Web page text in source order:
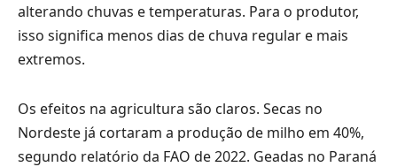
alterando chuvas e temperaturas. Para o produtor,
isso significa menos dias de chuva regular e mais
extremos.
Os efeitos na agricultura são claros. Secas no
Nordeste já cortaram a produção de milho em 40%,
segundo relatório da FAO de 2022. Geadas no Paraná